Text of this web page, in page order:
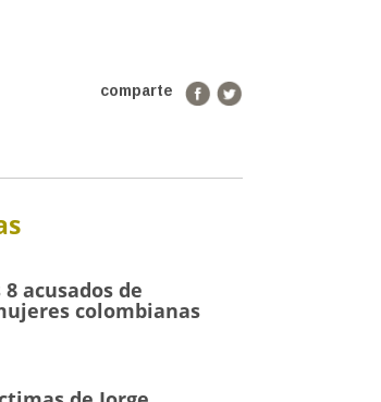
comparte
acusados de
colombianas